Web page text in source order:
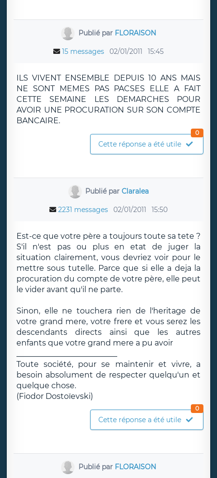
Publié par FLORAISON
15 messages 02/01/2011 15:45
ILS VIVENT ENSEMBLE DEPUIS 10 ANS MAIS
NE SONT MEMES PAS PACSES ELLE A FAIT
CETTE SEMAINE LES DEMARCHES POUR
AVOIR UNE PROCURATION SUR SON COMPTE
BANCAIRE.
Cette réponse a été utile
0
Publié parClaralea
2231 messages 02/01/2011 15:50
Est-ce que votre père a toujours toute sa tete ?
S'il n'est pas ou plus en etat de juger la
situation clairement, vous devriez voir pour le
mettre sous tutelle. Parce que si elle a deja la
procuration du compte de votre père, elle peut
le vider avant qu'il ne parte.
Sinon, elle ne touchera rien de l'heritage de
votre grand mere, votre frere et vous serez les
descendants directs ainsi que les autres
enfants que votre grand mere a pu avoir
Toute société, pour se maintenir et vivre, a
besoin absolument de respecter quelqu'un et
quelque chose.
(Fiodor Dostoïevski)
Cette réponse a été utile
0
Publié par FLORAISON